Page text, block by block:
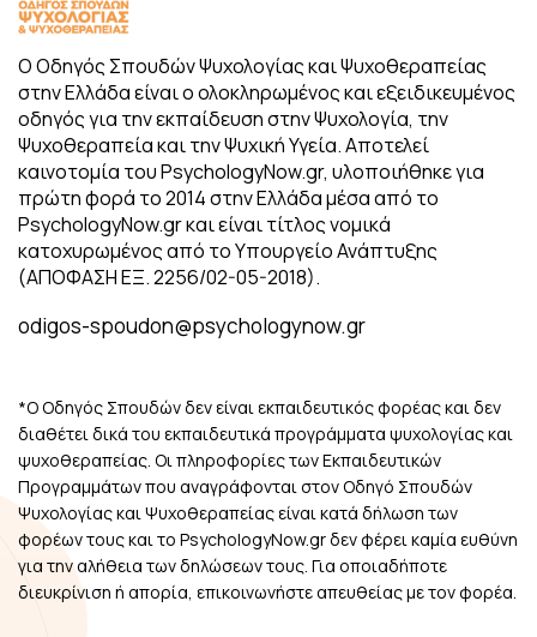
Ο Οδηγός Σπουδών Ψυχολογίας και Ψυχοθεραπείας
στην Ελλάδα είναι ο ολοκληρωμένος και εξειδικευμένος
οδηγός για την εκπαίδευση στην Ψυχολογία, την
Ψυχοθεραπεία και την Ψυχική Υγεία. Αποτελεί
καινοτομία του PsychologyNow.gr, υλοποιήθηκε για
πρώτη φορά το 2014 στην Ελλάδα μέσα από το
PsychologyNow.gr και είναι τίτλος νομικά
κατοχυρωμένος από το Υπουργείο Ανάπτυξης
(ΑΠΟΦΑΣΗ ΕΞ. 2256/02-05-2018).
odigos-spoudon@psychologynow.gr
*Ο Οδηγός Σπουδών δεν είναι εκπαιδευτικός φορέας και δεν
διαθέτει δικά του εκπαιδευτικά προγράμματα ψυχολογίας και
ψυχοθεραπείας. Οι πληροφορίες των Εκπαιδευτικών
Προγραμμάτων που αναγράφονται στον Οδηγό Σπουδών
Ψυχολογίας και Ψυχοθεραπείας είναι κατά δήλωση των
φορέων τους και το PsychologyNow.gr δεν φέρει καμία ευθύνη
για την αλήθεια των δηλώσεων τους. Για οποιαδήποτε
διευκρίνιση ή απορία, επικοινωνήστε απευθείας με τον φορέα.